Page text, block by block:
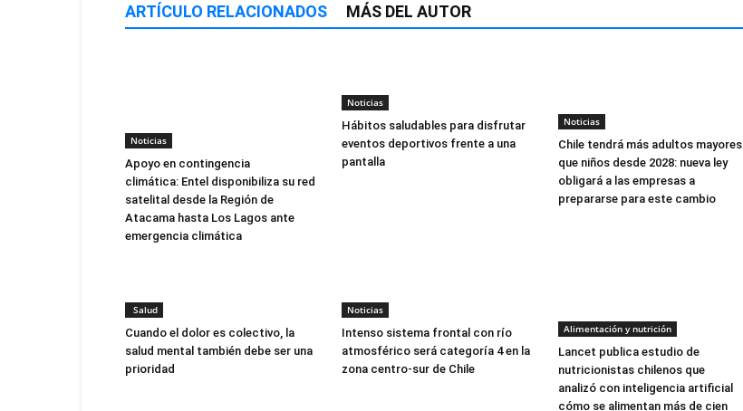
ARTÍCULO RELACIONADOS MÁS DEL AUTOR
Noticias
Apoyo en contingencia
climática: Entel disponibiliza su red
satelital desde la Región de
Atacama hasta Los Lagos ante
emergencia climática
Noticias
Hábitos saludables para disfrutar
eventos deportivos frente a una
pantalla
Noticias
Chile tendrá más adultos mayores
que niños desde 2028: nueva ley
obligará a las empresas a
prepararse para este cambio
Salud
Cuando el dolor es colectivo, la
salud mental también debe ser una
prioridad
Noticias
Intenso sistema frontal con río
atmosférico será categoría 4 en la
zona centro-sur de Chile
Alimentación y nutrición
Lancet publica estudio de
nutricionistas chilenos que
analizó con inteligencia artificial
cómo se alimentan más de cien